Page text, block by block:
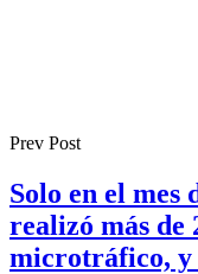
Prev Post
Solo en el
realizó más de
microtráfico,